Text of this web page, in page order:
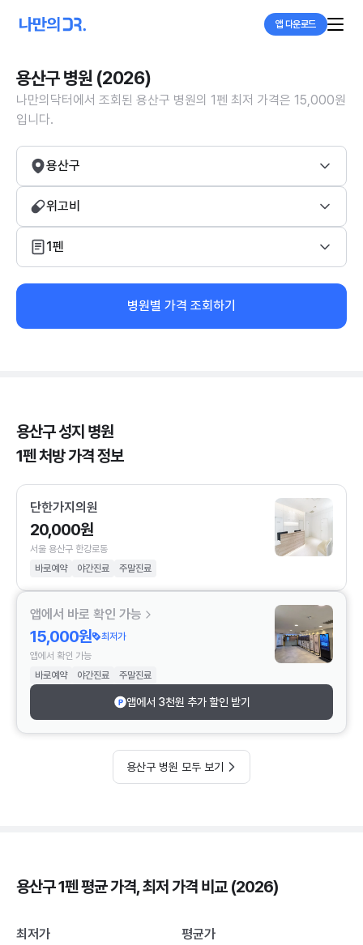
앱 다운로드
용산구 병원 (2026)
나만의닥터에서 조회된 용산구 병원의 1펜 최저 가격은 15,000원
입니다.
용산구
위고비
1펜
병원별 가격 조회하기
용산구 성지 병원
1펜 처방 가격 정보
단한가지의원
20,000원
서울 용산구 한강로동
바로예약
야간진료 주말진료
앱에서 바로 확인 가능
15,000원
최저가
앱에서 확인 가능
바로예약
야간진료 주말진료
앱에서 3천원 추가 할인 받기
용산구 병원 모두 보기
용산구 1펜 평균 가격, 최저 가격 비교 (2026)
최저가 평균가